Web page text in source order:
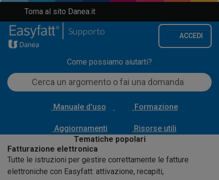
Torna al sito Danea.it
ACCEDI
Come possiamo aiutarti?
Manuale d'uso Formazione
Aggiornamenti
Risorse utili
Tematiche popolari
Fatturazione elettronica
Tutte le istruzioni per gestire correttamente le fatture
elettroniche con Easyfatt: attivazione, recapiti,